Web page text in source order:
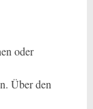
oder
Über den